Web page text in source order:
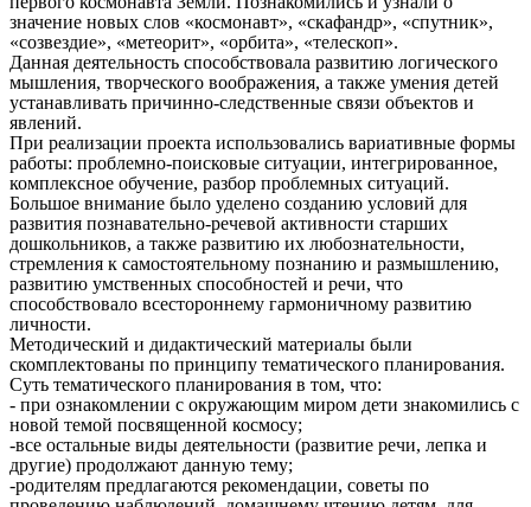
значение новых слов «космонавт», «скафандр», «спутник»,
«созвездие», «метеорит», «орбита», «телескоп».
Данная деятельность способствовала развитию логического
мышления, творческого воображения, а также умения детей
устанавливать причинно-следственные связи объектов и
явлений.
При реализации проекта использовались вариативные формы
работы: проблемно-поисковые ситуации, интегрированное,
комплексное обучение, разбор проблемных ситуаций.
Большое внимание было уделено созданию условий для
развития познавательно-речевой активности старших
дошкольников, а также развитию их любознательности,
стремления к самостоятельному познанию и размышлению,
развитию умственных способностей и речи, что
способствовало всестороннему гармоничному развитию
личности.
Методический и дидактический материалы были
скомплектованы по принципу тематического планирования.
Суть тематического планирования в том, что:
- при ознакомлении с окружающим миром дети знакомились с
новой темой посвященной космосу;
-все остальные виды деятельности (развитие речи, лепка и
другие) продолжают данную тему;
-родителям предлагаются рекомендации, советы по